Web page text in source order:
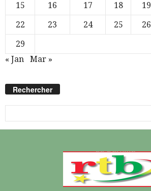
15
16 17 18 19
22
23 24 25 26
29
« Jan
Mar »
Rechercher